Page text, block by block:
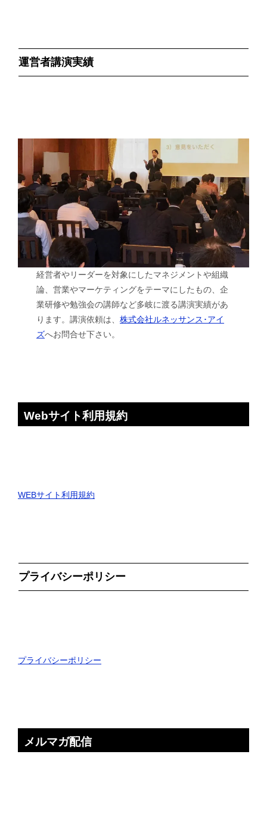
運営者講演実績
経営者やリーダーを対象にしたマネジメントや組織
論、営業やマーケティングをテーマにしたもの、企
業研修や勉強会の講師など多岐に渡る講演実績があ
ります。講演依頼は、株式会社ルネッサンス･アイ
ズへお問合せ下さい。
Webサイト利用規約
WEBサイト利用規約
プライバシーポリシー
プライバシーポリシー
メルマガ配信